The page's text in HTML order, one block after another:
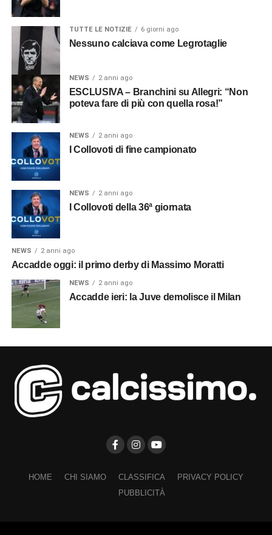
TUTTE LE NOTIZIE 6 giorni ago
Nessuno calciava come Legrotaglie
NEWS 2 anni ago
ESCLUSIVA – Branchini su Allegri: “Non
poteva fare di più con quella rosa!”
NEWS 2 anni ago
I Collovoti di fine campionato
NEWS 2 anni ago
I Collovoti della 36ª giornata
NEWS 2 anni ago
Accadde oggi: il primo derby di Massimo Moratti
NEWS 2 anni ago
Accadde ieri: la Juve demolisce il Milan
HOME CHI SIAMO CLASSIFICA
PRIVACY POLICY
PUBBLICITÀ